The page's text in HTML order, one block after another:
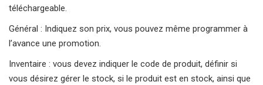
téléchargeable.
Général : Indiquez son prix, vous pouvez même programmer à
l’avance une promotion.
Inventaire : vous devez indiquer le code de produit, définir si
vous désirez gérer le stock, si le produit est en stock, ainsi que